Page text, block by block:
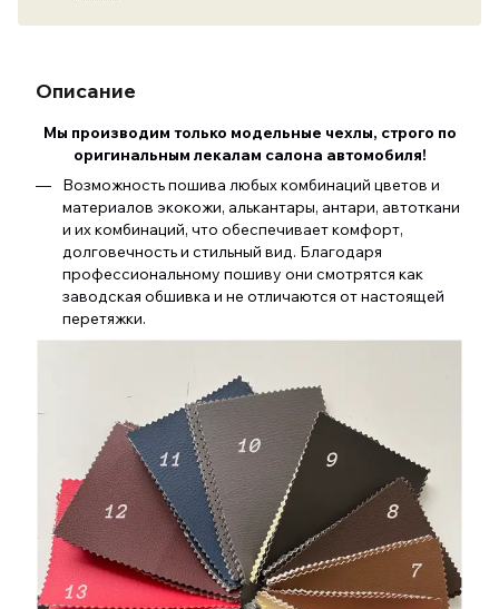
Описание
Мы производим только модельные чехлы, строго по
оригинальным лекалам салона автомобиля!
Возможность пошива любых комбинаций цветов и
материалов экокожи, алькантары, антари, автоткани
и их комбинаций, что обеспечивает комфорт,
долговечность и стильный вид. Благодаря
профессиональному пошиву они смотрятся как
заводская обшивка и не отличаются от настоящей
перетяжки.